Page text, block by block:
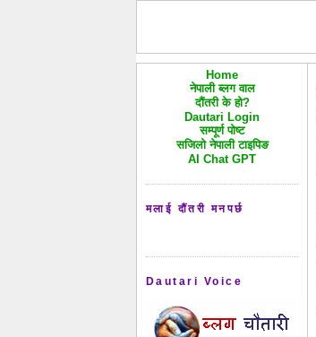
Home
नेपाली ब्लग वाल
दौंतरी के हो?
Dautari Login
सम्पूर्ण पोष्ट
सजिलो नेपाली टाइपिङ
AI Chat GPT
मलाई दौंतरी मनपर्छ
Dautari Voice